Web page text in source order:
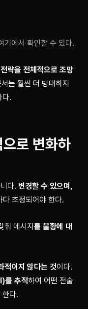
기에서 확인할 수 있다.
전략을 전체적으로 조망
는 훨씬 더 방대하지
다.
로 변화하
다. 변경할 수 있으며,
조정되어야 한다.
춰 메시지를 불황에 대
적이지 않다는 것이다.
를 추적하여 어떤 전술
한다.